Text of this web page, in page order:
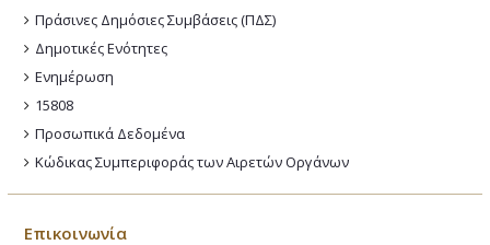
Πράσινες Δημόσιες Συμβάσεις (ΠΔΣ)
Δημοτικές Ενότητες
Ενημέρωση
15808
Προσωπικά Δεδομένα
Κώδικας Συμπεριφοράς των Αιρετών Οργάνων
Επικοινωνία